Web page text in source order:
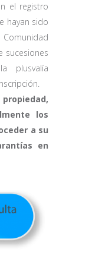
el registro
hayan sido
sucesiones
plusvalía
los
a su
en